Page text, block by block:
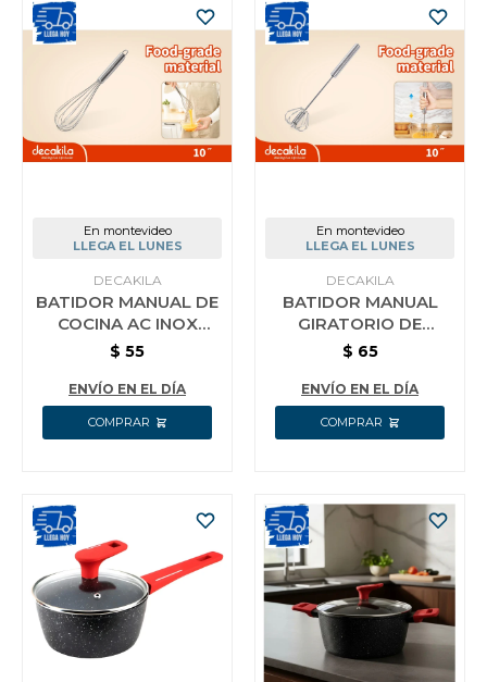
En montevideo
LLEGA EL LUNES
DECAKILA
BATIDOR MANUAL DE
COCINA AC INOX
DECAKILA 25 CM
$ 55
ENVÍO EN EL DÍA
En montevideo
LLEGA EL LUNES
DECAKILA
BATIDOR MANUAL
GIRATORIO DE
COCINA AC INOX
$ 65
ENVÍO EN EL DÍA
Camping
Jardín y Aire Libre
Juguetes y artículos para bebé
Gastronomía
Ferretería
Vestimenta y calzado